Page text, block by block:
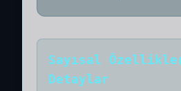
Sayısal
Detaylar